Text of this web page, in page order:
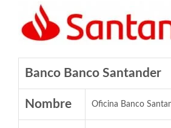
Banco Banco Santander
Nombre Oficina Banco